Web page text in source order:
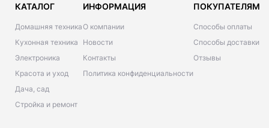
КАТАЛОГ
Домашняя техника
Кухонная техника
Электроника
Красота и уход
Дача, сад
Стройка и ремонт
ИНФОРМАЦИЯ
О компании
Новости
Контакты
Политика конфиденциальности
ПОКУПАТЕЛЯМ
Способы оплаты
Способы доставки
Отзывы